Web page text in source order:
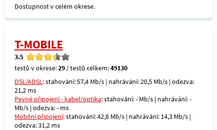
Dostupnost v celém okrese.
T-MOBILE
3.5
testů v okrese:29 / testů celkem:49130
DSL/ADSL: stahování: 57,4 Mb/s | nahrávání: 20,5 Mb/s | odezva:
21,2 ms
Pevné připojení - kabel/optika: stahování: - Mb/s | nahrávání: -
Mb/s | odezva: - ms
Mobilní připojení: stahování: 42,6 Mb/s | nahrávání: 14,3 Mb/s |
odezva: 31,2 ms